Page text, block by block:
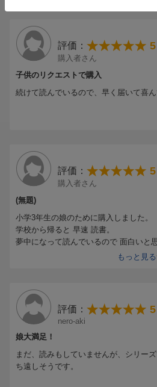
評価： 5
購入者さん
子供のリクエストで購入
続けて読んでいるので、早く届いて喜ん
評価： 5
購入者さん
(無題)
小学3年生の娘のために購入しました。
学校から帰ると 早速 読書。
夢中になって読んでいるので 面白いと
もっと見る
評価： 5
nero-aki
娘大満足！
まだ、読みもしていませんが、シリー
ち遠しそうです。